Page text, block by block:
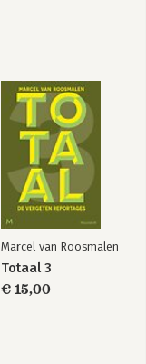
Marcel van Roosmalen
Totaal 3
€ 15,00